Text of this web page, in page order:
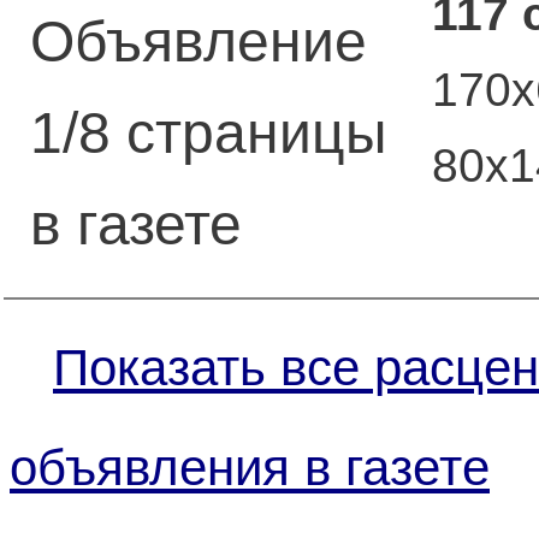
Объявление
1/8 страницы
в газете
117
Показать все
объявления в газете